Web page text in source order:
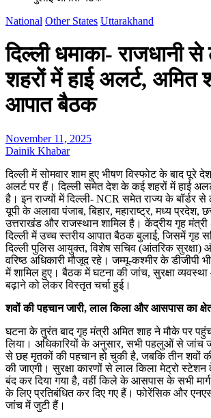
National Other States Uttarakhand
दिल्ली धमाका- राजधानी
शहरों में हाई अलर्ट, अमित
आपात बैठक
November 11, 2025
Dainik Khabar
दिल्ली में सोमवार शाम हुए भीषण विस्फोट के बाद पूरे
अलर्ट पर हैं। दिल्ली समेत देश के कई शहरों में हाई
है। इन राज्यों में दिल्ली- NCR समेत राज्य के बॉर्डर
यूपी के अलावा पंजाब, बिहार, महाराष्ट्र, मध्य प्रदेश,
उत्तराखंड और राजस्थान शामिल है। केंद्रीय गृह मंत्री
दिल्ली में उच्च स्तरीय आपात बैठक बुलाई, जिसमें गृह
दिल्ली पुलिस आयुक्त, विशेष सचिव (आंतरिक सुरक्षा)
वरिष्ठ अधिकारी मौजूद रहे। जम्मू-कश्मीर के डीजीपी
में शामिल हुए। बैठक में घटना की जांच, सुरक्षा
बढ़ाने को लेकर विस्तृत चर्चा हुई।
शवों की पहचान जारी, लाल किला और आसपास का
घटना के तुरंत बाद गृह मंत्री अमित शाह ने मौके पर
लिया। अधिकारियों के अनुसार, सभी पहलुओं से जांच
से छह मृतकों की पहचान हो चुकी है, जबकि तीन शवों
की जाएगी। सुरक्षा कारणों से लाल किला मेट्रो
बंद कर दिया गया है, वहीं किले के आसपास के सभी
के लिए प्रतिबंधित कर दिए गए हैं। फोरेंसिक और
जांच में जुटी हैं।